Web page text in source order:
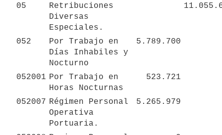
05
Retribuciones
Diversas
Especiales.
052
Por Trabajo en
Días Inhabiles y
Nocturno
5.789.700
052001 Por Trabajo en
Horas Nocturnas
523.721
052007 Régimen Personal
Operativa
Portuaria.
5.265.979